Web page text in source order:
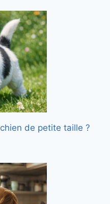
de petite taille ?